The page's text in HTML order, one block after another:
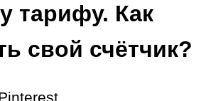
тарифу. Как
свой счётчик?